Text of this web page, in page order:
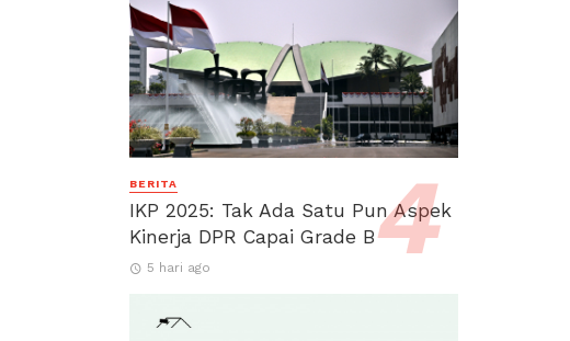
BERITA
IKP 2025: Tak Ada Satu Pun Aspek
Kinerja DPR Capai Grade B
5 hari ago